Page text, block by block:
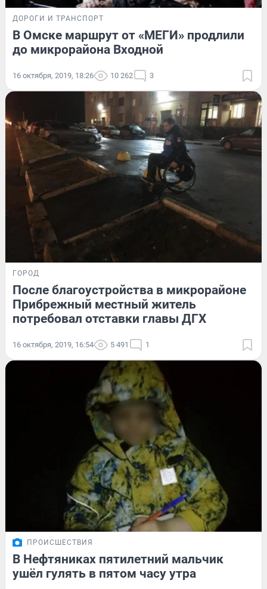
ДОРОГИ И ТРАНСПОРТ
В Омске маршрут от «МЕГИ» продлили
до микрорайона Входной
16 октября, 2019, 18:26 10 262 3
ГОРОД
После благоустройства в микрорайоне
Прибрежный местный житель
потребовал отставки главы ДГХ
16 октября, 2019, 16:54 5 491 1
ПРОИСШЕСТВИЯ
В Нефтяниках пятилетний мальчик
ушёл гулять в пятом часу утра